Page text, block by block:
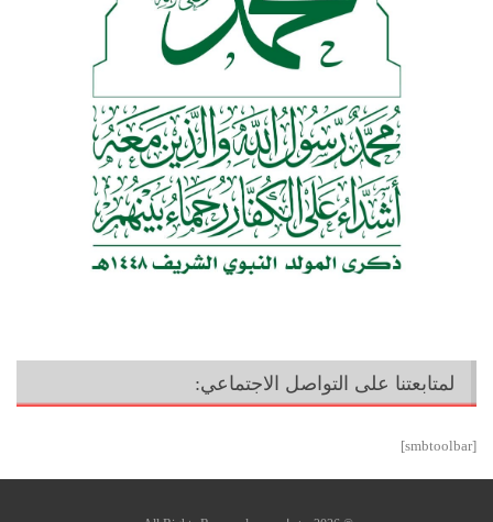
لمتابعتنا على التواصل الاجتماعي:
[smbtoolbar]